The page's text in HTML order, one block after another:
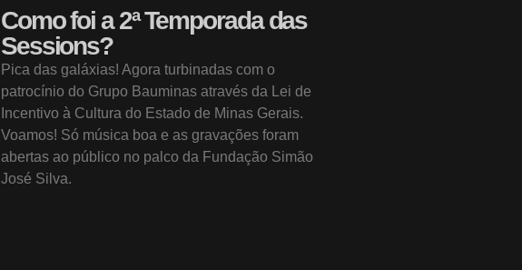
Como foi a 2ª Temporada das
Sessions?
Pica das galáxias! Agora turbinadas com o
patrocínio do Grupo Bauminas através da Lei de
Incentivo à Cultura do Estado de Minas Gerais.
Voamos! Só música boa e as gravações foram
abertas ao público no palco da Fundação Simão
José Silva.